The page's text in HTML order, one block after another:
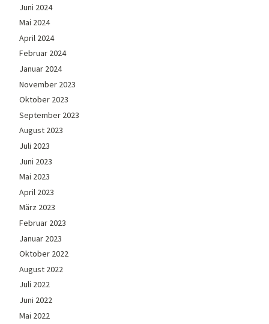
Juni 2024
Mai 2024
April 2024
Februar 2024
Januar 2024
November 2023
Oktober 2023
September 2023
August 2023
Juli 2023
Juni 2023
Mai 2023
April 2023
März 2023
Februar 2023
Januar 2023
Oktober 2022
August 2022
Juli 2022
Juni 2022
Mai 2022